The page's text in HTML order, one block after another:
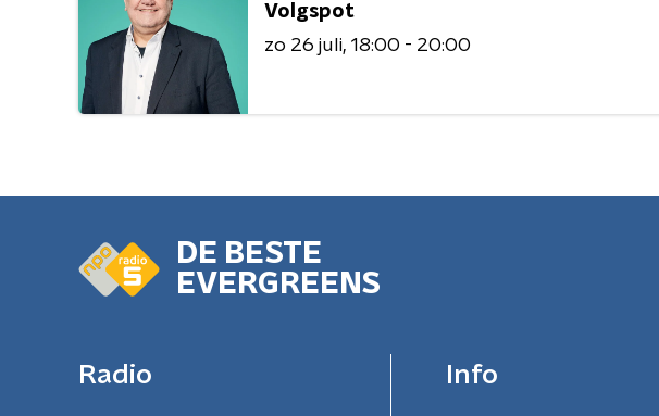
Volgspot
zo 26 juli 18:00 - 20:00
DE BESTE
EVERGREENS
Radio Info